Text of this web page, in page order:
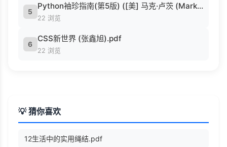
5
Python袖珍指南(第5版) ([美] 马克·卢茨 (Mark Lutz) 著 候荣涛 译).pdf
22 浏览
6
CSS新世界 (张鑫旭).pdf
22 浏览
💡 猜你喜欢
12生活中的实用绳结.pdf